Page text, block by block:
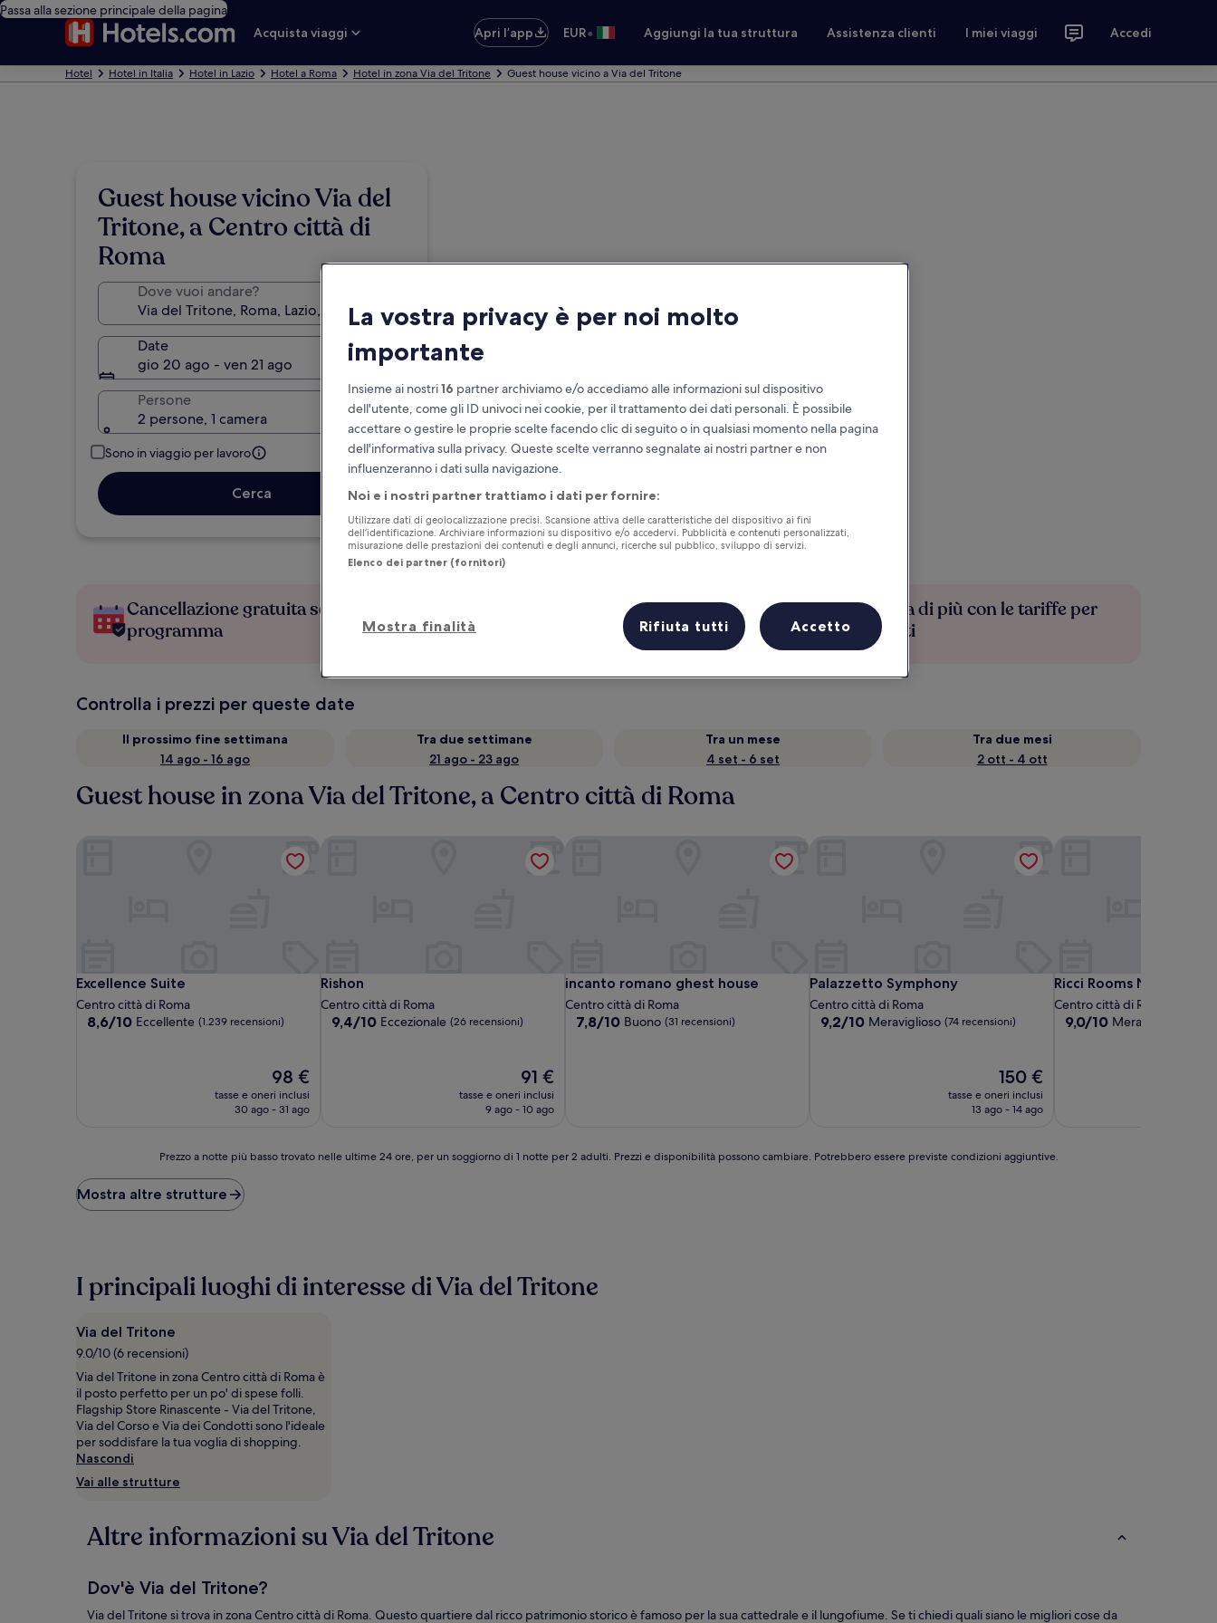
Passa alla sezione principale della pagina
Acquista viaggi
Apri l’app EUR• Aggiungi la tua struttura Assistenza clienti I miei viaggi Accedi
Hotel Hotel in Italia Hotel in Lazio Hotel a Roma Hotel in zona Via del Tritone Guest house vicino a Via del Tritone
Guest house vicino Via del
Tritone, a Centro città di
Roma
Dove vuoi andare?
Date
gio 20 ago - ven 21 ago
Persone
2 persone, 1 camera
Sono in viaggio per lavoro
Cerca
Cancellazione gratuita se cambi
programma
Accumula vantaggi con ogni notte di
Risparmia di più con le tariffe per
soli iscritti
Controlla i prezzi per queste date
Il prossimo fine settimana
14 ago - 16 ago
Tra due settimane
21 ago - 23 ago
Tra un mese
4 set - 6 set
Tra due mesi
2 ott - 4 ott
Guest house in zona Via del Tritone, a Centro città di Roma
Excellence Suite
Excellence Suite
Centro città di Roma
8.6
8,6/10 Eccellente (1.239 recensioni)
Il
prezzo
attuale
98 €
tasse e oneri inclusi
30 ago - 31 ago
Rishon
Rishon
Centro città di Roma
9.4
9,4/10 Eccezionale (26 recensioni)
Il
prezzo
attuale
91 €
tasse e oneri inclusi
9 ago - 10 ago
incanto romano ghest house
incanto romano ghest house
Centro città di Roma
7.8
7,8/10 Buono (31 recensioni)
Palazzetto Symphony
Palazzetto Symphony
Centro città di Roma
9.2
9,2/10 Meraviglioso (74 recensioni)
Il
prezzo
attuale
150 €
tasse e oneri inclusi
13 ago - 14 ago
Ricci Rooms Nazionale
Ricci Rooms Nazionale
Centro città di Roma
9.0
9,0/10 Meraviglioso
notte
più
ore,
un
soggiorno
di
1
notte
per
2
adulti.
Prezzi
e
cambiare.
Potrebbero
previste
condizioni
aggiuntive.
Prezzo a notte più basso trovato nelle ultime 24 ore, per un soggiorno di 1 notte per 2 adulti. Prezzi e disponibilità possono cambiare. Potrebbero essere previste condizioni aggiuntive.
Mostra altre strutture
I principali luoghi di interesse di Via del Tritone
Via del Tritone
9.0/10 (6 recensioni)
Via del Tritone in zona Centro città di Roma è
il posto perfetto per un po' di spese folli.
Flagship Store Rinascente - Via del Tritone,
Via del Corso e Via dei Condotti sono l'ideale
per soddisfare la tua voglia di shopping.
Nascondi
Vai alle strutture
Altre informazioni su Via del Tritone
Dov'è Via del Tritone?
Via del Tritone si trova in zona Centro città di Roma. Questo quartiere dal ricco patrimonio storico è famoso per la sua cattedrale e il lungofiume. Se ti chiedi quali siano le migliori cose da
La vostra privacy è per noi molto
importante
Insieme ai nostri16 partner archiviamo e/o accediamo alle informazioni sul dispositivo
dell'utente, come gli ID univoci nei cookie, per il trattamento dei dati personali. È possibile
accettare o gestire le proprie scelte facendo clic di seguito o in qualsiasi momento nella pagina
dell'informativa sulla privacy. Queste scelte verranno segnalate ai nostri partner e non
influenzeranno i dati sulla navigazione.
Noi e i nostri partner trattiamo i dati per fornire:
Utilizzare dati di geolocalizzazione precisi. Scansione attiva delle caratteristiche del dispositivo ai fini
dell’identificazione. Archiviare informazioni su dispositivo e/o accedervi. Pubblicità e contenuti personalizzati,
misurazione delle prestazioni dei contenuti e degli annunci, ricerche sul pubblico, sviluppo di servizi.
Elenco dei partner (fornitori)
Mostra finalità Rifiuta tutti Accetto